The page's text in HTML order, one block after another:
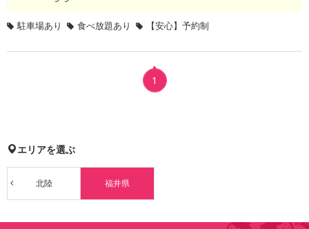
駐車場あり 食べ放題あり 【安心】予約制
1
エリアを選ぶ
北陸 福井県